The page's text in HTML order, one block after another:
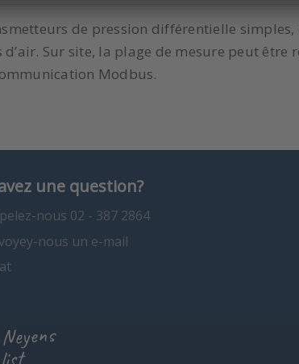
de pression différentielle
Sur site, la plage de mesure peut être
Modbus.
une question?
nous 02 - 387 2864
nous un e-mail